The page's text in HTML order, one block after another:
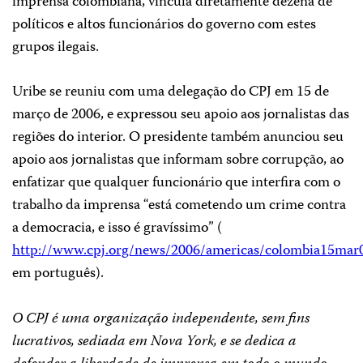
políticos e altos funcionários do governo com estes
grupos ilegais.
Uribe se reuniu com uma delegação do CPJ em 15 de
março de 2006, e expressou seu apoio aos jornalistas das
regiões do interior. O presidente também anunciou seu
apoio aos jornalistas que informam sobre corrupção, ao
enfatizar que qualquer funcionário que interfira com o
trabalho da imprensa “está cometendo um crime contra
a democracia, e isso é gravíssimo” (
http://www.cpj.org/news/2006/americas/
em português).
O CPJ é uma organização independente, sem fins
lucrativos, sediada em Nova York, e se dedica a